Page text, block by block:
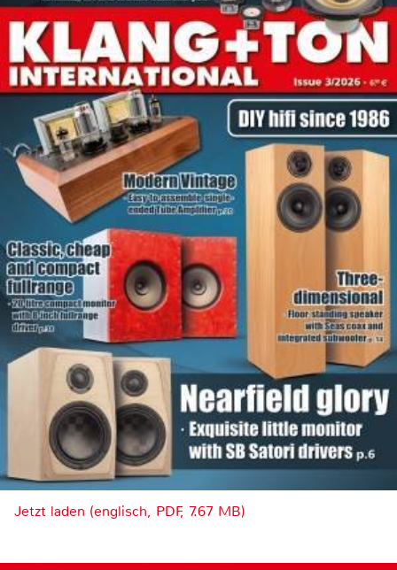
Jetzt laden (englisch, PDF, 7.67 MB)